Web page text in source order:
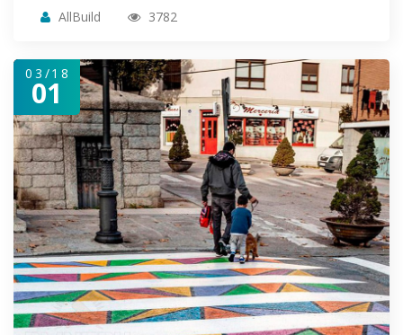
AllBuild 3782
03/18
01